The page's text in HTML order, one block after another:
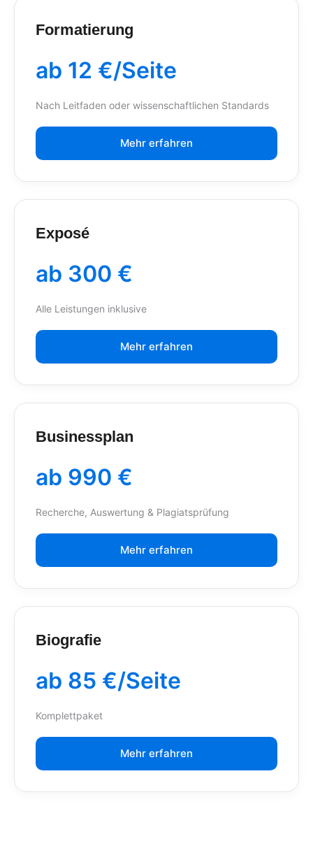
Formatierung
ab 12 €/Seite
Nach Leitfaden oder wissenschaftlichen Standards
Mehr erfahren
Exposé
ab 300 €
Alle Leistungen inklusive
Mehr erfahren
Businessplan
ab 990 €
Recherche, Auswertung & Plagiatsprüfung
Mehr erfahren
Biografie
ab 85 €/Seite
Komplettpaket
Mehr erfahren